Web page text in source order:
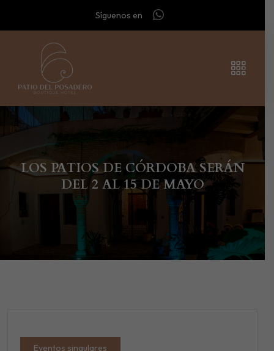
Síguenos en
LOS PATIOS DE CÓRDOBA SERÁN
DEL 2 AL 15 DE MAYO
Eventos singulares